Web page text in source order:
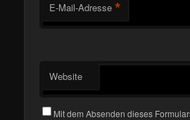
E-Mail-Adresse *
Website
Mit dem Absenden dieses